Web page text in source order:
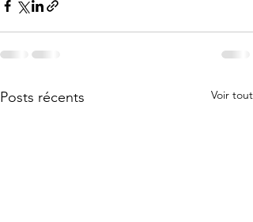
Posts récents Voir tout